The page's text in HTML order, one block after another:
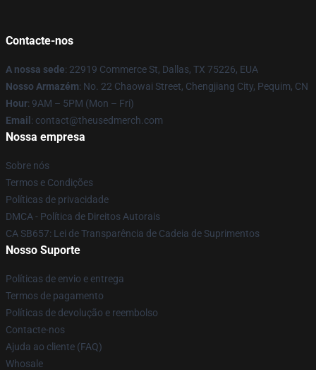
Contacte-nos
A nossa sede: 22919 Commerce St, Dallas, TX 75226, EUA
Nosso Armazém: No. 22 Chaowai Street, Chengjiang City, Pequim, CN
Hour: 9AM – 5PM (Mon – Fri)
Email : contact@theusedmerch.com
Nossa empresa
Sobre nós
Termos e Condições
Políticas de privacidade
DMCA - Política de Direitos Autorais
CA SB657: Lei de Transparência de Cadeia de Suprimentos
Nosso Suporte
Políticas de envio e entrega
Termos de pagamento
Políticas de devolução e reembolso
Contacte-nos
Ajuda ao cliente (FAQ)
Whosale